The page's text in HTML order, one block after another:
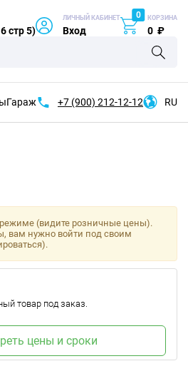
стр 5)
ЛИЧНЫЙ КАБИНЕТ
Вход
0 КОРЗИНА
0 ₽
Гараж +7 (900) 212-12-12 RU
режиме (видите розничные цены).
вам нужно войти под своим
товар под заказ.
цены и сроки